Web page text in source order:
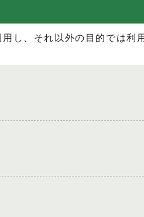
し、それ以外の目的では利